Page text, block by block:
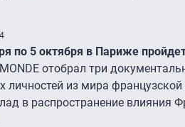
по 5 октября в Париже
отобрал три
личностей из мира
в распространение влияния